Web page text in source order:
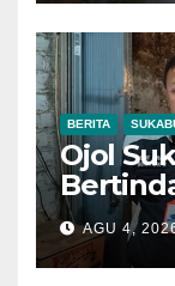
BERITA
Ojol
Motor
AGU 4,